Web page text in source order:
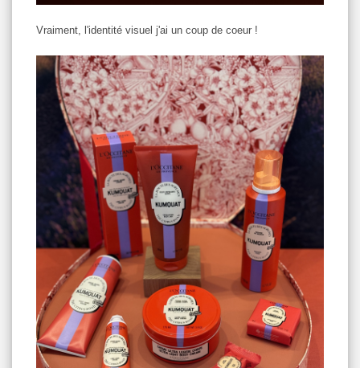
Vraiment, l'identité visuel j'ai un coup de coeur !